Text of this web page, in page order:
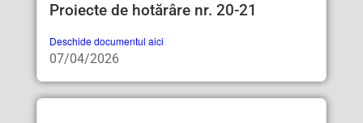
Proiecte de hotărâre nr. 20-21
Deschide documentul aici
07/04/2026